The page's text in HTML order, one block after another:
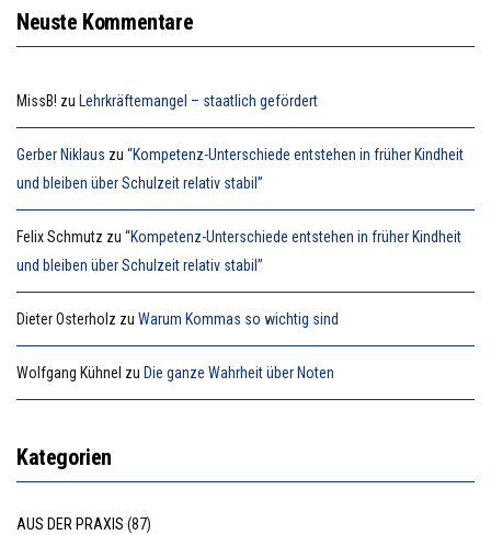
Neuste Kommentare
MissB! zu Lehrkräftemangel – staatlich gefördert
Gerber Niklaus zu “Kompetenz-Unterschiede entstehen in früher Kindheit
und bleiben über Schulzeit relativ stabil”
Felix Schmutz zu “Kompetenz-Unterschiede entstehen in früher Kindheit
und bleiben über Schulzeit relativ stabil”
Dieter Osterholz zu Warum Kommas so wichtig sind
Wolfgang Kühnel zu Die ganze Wahrheit über Noten
Kategorien
AUS DER PRAXIS (87)